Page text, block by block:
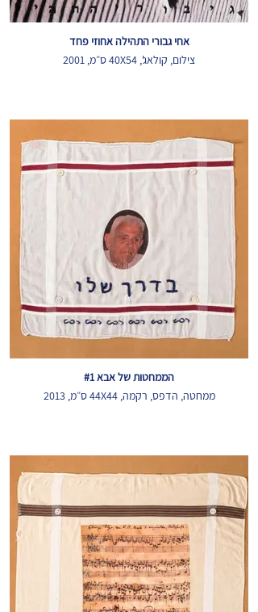
אחי גבורי התהילה אחוזי פחד
צילום, קולאג', 40X54 ס״מ, 2001
הממחטות של אבא #1
ממחטה, הדפס, רקמה, 44X44 ס״מ, 2013